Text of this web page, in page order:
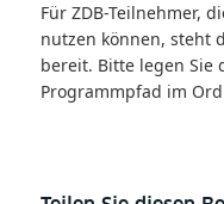
Für ZDB-Teilnehmer,
nutzen können, steht
bereit. Bitte legen Sie
Programmpfad im